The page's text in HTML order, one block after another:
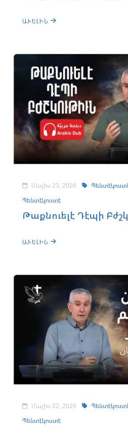
ԱՒԵԼԻՆ
Մայիս 23, 2026
Պենտէկոստէ
Թաքնուելէ Դէպի
ԱՒԵԼԻՆ
Մայիս 22, 2026
Պենտէկոստէ